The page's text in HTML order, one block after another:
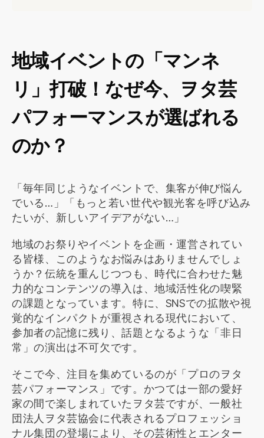
地域イベントの「マンネ
リ」打破！なぜ今、ヲタ芸
パフォーマンスが選ばれる
のか？
「毎年同じようなイベントで、集客が伸び悩ん
でいる…」「もっと若い世代や観光客を呼び込み
たいが、新しいアイデアがない…」
地域のお祭りやイベントを企画・運営されてい
る皆様、このようなお悩みはありませんでしょ
うか？伝統を重んじつつも、時代に合わせた魅
力的なコンテンツの導入は、地域活性化の喫緊
の課題となっています。特に、SNSでの拡散や視
覚的なインパクトが重視される現代において、
参加者の記憶に残り、話題となるような「非日
常」の演出は不可欠です。
そこで今、注目を集めているのが「プロのヲタ
芸パフォーマンス」です。かつては一部の愛好
家の間で楽しまれていたヲタ芸ですが、一般社
団法人ヲタ芸協会に代表されるプロフェッショ
ナル集団の登場により、その芸術性とエンター